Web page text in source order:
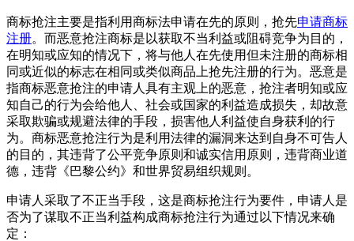
商标抢注主要是指利用商标法申请在先的原则，抢先申请商标
注册。而恶意抢注商标是以获取不当利益或阻碍竞争为目的，
在明知或应知的情况下，将与他人在先使用但未注册的商标相
同或近似的标志在相同或类似商品上抢先注册的行为。恶意是
指商标恶意抢注的申请人具有主观上的恶意，抢注者明知或应
知自己的行为会给他人、社会或国家的利益造成损失，却故意
采取欺骗或规避法律的手段，损害他人利益使自身获利的行
为。商标恶意抢注行为是利用法律的漏洞来达到自身不可告人
的目的，其违背了公平竞争原则和诚实信用原则，违背商业道
德，违背《巴黎公约》和世界贸易组织规则。
申请人采取了不正当手段，这是商标抢注行为要件，申请人是
否为了谋取不正当利益构成商标抢注行为通过以下情况来确
定：